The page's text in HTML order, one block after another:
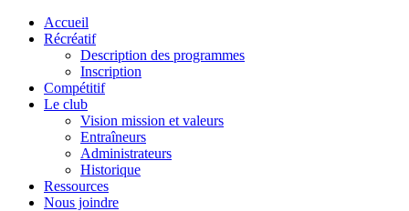
Accueil
Récréatif
Description des programmes
Inscription
Compétitif
Le club
Vision mission et valeurs
Entraîneurs
Administrateurs
Historique
Ressources
Nous joindre